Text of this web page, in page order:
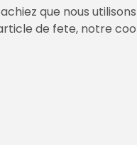
que nous
de fete, notre